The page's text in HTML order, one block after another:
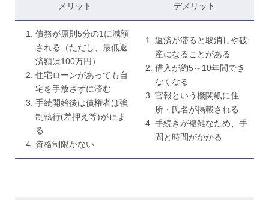
メリット デメリット
債務が原則5分の1に減額
される（ただし、最低返
済額は100万円）
住宅ローンがあっても自
宅を手放さずに済む
手続開始後は債権者は強
制執行(差押え等)が止ま
る
資格制限がない
返済が滞ると取消しや破
産になることがある
借入が約5～10年間でき
なくなる
官報という機関紙に住
所・氏名が掲載される
手続きが複雑なため、手
間と時間がかかる